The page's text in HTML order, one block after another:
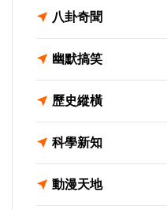
八卦奇聞
幽默搞笑
歷史縱橫
科學新知
動漫天地